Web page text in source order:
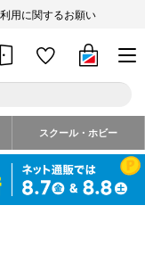
用に関するお願い
スクール・ホビー